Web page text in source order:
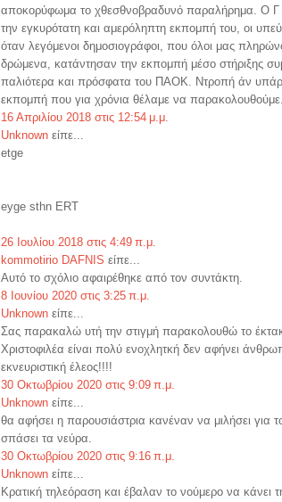
αποκορύφωμα το χθεσθνοβραδυνό παραλήρημα. Ο Γ
την εγκυρότατη και αμερόληπτη εκπομπή του, οι
όταν λεγόμενοι δημοσιογράφοι, που όλοι μας
δρώμενα, κατάντησαν την εκπομπή μέσο στήριξης
παλιότερα και πρόσφατα του ΠΑΟΚ. Ντροπή άν
εκπομπή που για χρόνια θέλαμε να παρακολουθούμε.
16 Απριλίου 2018 στις 12:54 μ.μ.
Unknown είπε...
etge
eyge sthn ERT
26 Ιουλίου 2018 στις 4:49 π.μ.
kommotirio DAFNIS είπε...
Αυτό το σχόλιο αφαιρέθηκε από τον συντάκτη.
8 Ιουνίου 2020 στις 3:25 π.μ.
Unknown είπε...
Σας παρακαλώ υτή την στιγμή παρακολουθώ το
Χριστοφιλέα είναι πολύ ενοχλητκή δεν αφήνει
εκνευριστική έλεος!!!!
30 Οκτωβρίου 2020 στις 9:09 π.μ.
Unknown είπε...
θα αφήσει η παρουσιάστρια κανέναν να μιλήσει για
σπάσει τα νεύρα.
30 Οκτωβρίου 2020 στις 9:16 π.μ.
Unknown είπε...
Κρατική τηλεόραση και έβαλαν το νούμερο να κάνει